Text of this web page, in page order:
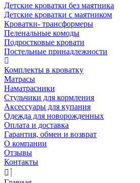
Детские кроватки без маятника
Детские кроватки с маятником
Кроватки- трансформеры
Пеленальные комоды
Подростковые кровати
Постельные принадлежности
Комплекты в кроватку
Матрасы
Наматрасники
Стульчики для кормления
Аксессуары для купания
Одежда для новорожденных
Оплата и доставка
Гарантия, обмен и возврат
О компании
Отзывы
Контакты